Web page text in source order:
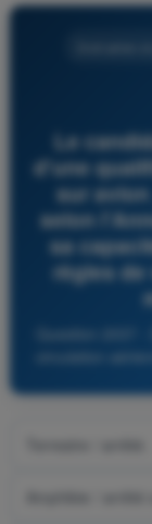
Le
d'une
sur
selon
sa
règles